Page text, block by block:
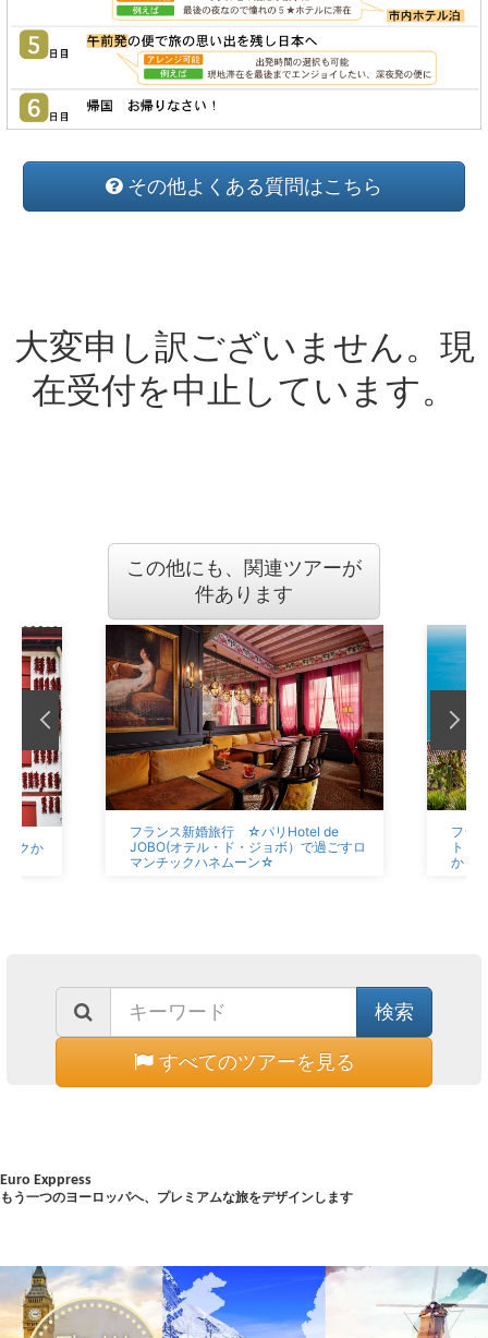
その他よくある質問はこちら
大変申し訳ございません。現
在受付を中止しています。
この他にも、関連ツアーが
件あります
スクか
フランス新婚旅行 ☆パリHotel de
JOBO(オテル・ド・ジョボ）で過ごすロ
マンチックハネムーン☆
フラ
ト・
かり
すべてのツアーを見る
Euro Exppress
もう一つのヨーロッパへ、プレミアムな旅をデザインします